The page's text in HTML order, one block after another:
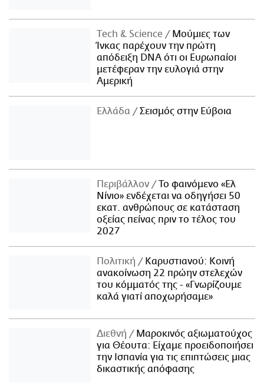
Τech & Science
Μούμιες των
Ίνκας παρέχουν την πρώτη
απόδειξη DNA ότι οι Ευρωπαίοι
μετέφεραν την ευλογιά στην
Αμερική
Ελλάδα Σεισμός στην Εύβοια
Περιβάλλον
Το φαινόμενο «Ελ
Νίνιο» ενδέχεται να οδηγήσει 50
εκατ. ανθρώπους σε κατάσταση
οξείας πείνας πριν το τέλος του
2027
Πολιτική
Καρυστιανού: Κοινή
ανακοίνωση 22 πρώην στελεχών
του κόμματός της - «Γνωρίζουμε
καλά γιατί αποχωρήσαμε»
Διεθνή
Μαροκινός αξιωματούχος
για Θέουτα: Είχαμε προειδοποιήσει
την Ισπανία για τις επιπτώσεις μιας
δικαστικής απόφασης